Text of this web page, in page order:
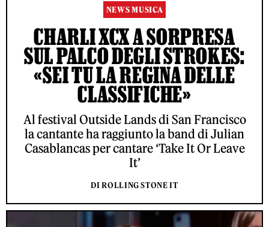
NEWS MUSICA
CHARLI XCX A SORPRESA
SUL PALCO DEGLI STROKES:
«SEI TU LA REGINA DELLE
CLASSIFICHE»
Al festival Outside Lands di San Francisco
la cantante ha raggiunto la band di Julian
Casablancas per cantare ‘Take It Or Leave
It’
DI ROLLING STONE IT